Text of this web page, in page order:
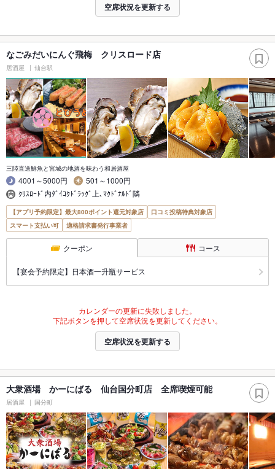
空席状況を更新する
なごみだいにんぐ飛梅 クリスロード店
居酒屋 仙台駅
三陸直送鮮魚と宮城の地酒を味わう和居酒屋
4001～5000円
501～1000円
ｸﾘｽﾛｰﾄﾞ内ﾀﾞｲｺｸﾄﾞﾗｯｸﾞ上､ﾏｸﾄﾞﾅﾙﾄﾞ隣
【アプリ予約限定】最大800ポイント還元対象店
口コミ投稿特典対象店
スマート支払い可
適格請求書発行事業者
クーポン コース
【宴会予約限定】日本酒一升瓶サービス
カレンダーの更新に失敗しました。
下記ボタンを押して空席状況を更新してください。
空席状況を更新する
大衆酒場 かーにばる 仙台国分町店 全席喫煙可能
居酒屋 国分町